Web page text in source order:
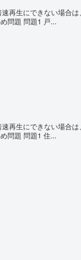
再生にできない場合は
問題 問題1 戸...
再生にできない場合は
問題 問題1 住...